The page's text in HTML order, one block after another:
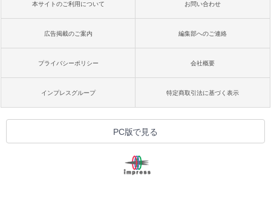
本サイトのご利用について お問い合わせ
広告掲載のご案内 編集部へのご連絡
プライバシーポリシー 会社概要
インプレスグループ 特定商取引法に基づく表示
PC版で見る